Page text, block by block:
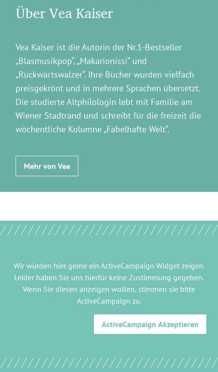
Über Vea Kaiser
Vea Kaiser ist die Autorin der Nr.1-Bestseller
„Blasmusikpop“, „Makarionissi“ und
„Rückwärtswalzer“. Ihre Bücher wurden vielfach
preisgekrönt und in mehrere Sprachen übersetzt.
Die studierte Altphilologin lebt mit Familie am
Wiener Stadtrand und schreibt für die freizeit die
wöchentliche Kolumne „Fabelhafte Welt“.
Mehr von Vea
Wir würden hier gerne ein ActiveCampaign Widgetzeigen.
Leider haben Sie uns hierfür keine Zustimmung gegeben.
Wenn Sie diesen anzeigen wollen, stimmen sie bitte
ActiveCampaign zu.
ActiveCampaign Akzeptieren